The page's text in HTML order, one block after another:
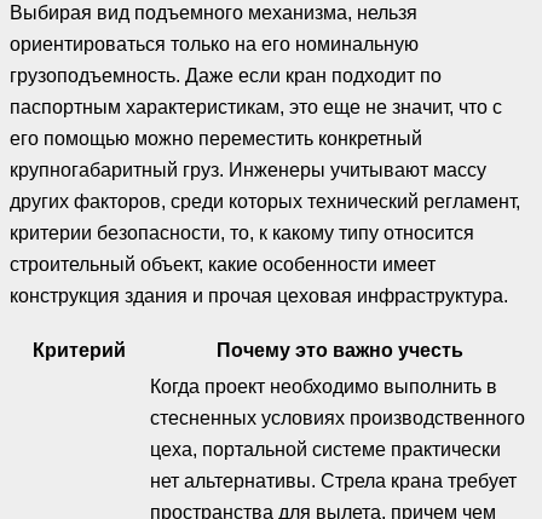
Выбирая вид подъемного механизма, нельзя
ориентироваться только на его номинальную
грузоподъемность. Даже если кран подходит по
паспортным характеристикам, это еще не значит, что с
его помощью можно переместить конкретный
крупногабаритный груз. Инженеры учитывают массу
других факторов, среди которых технический регламент,
критерии безопасности, то, к какому типу относится
строительный объект, какие особенности имеет
конструкция здания и прочая цеховая инфраструктура.
Критерий Почему это важно учесть
Когда проект необходимо выполнить в
стесненных условиях производственного
цеха, портальной системе практически
нет альтернативы. Стрела крана требует
пространства для вылета, причем чем